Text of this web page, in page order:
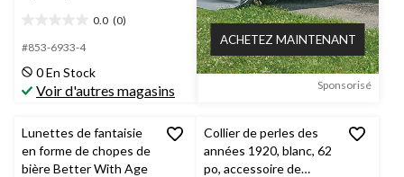
0.0 (0)
étoile(s)
5.
#853-6933-4
0 En Stock
Voir d'autres magasins
ACHETEZ MAINTENANT
Sponsorisé
Lunettes de fantaisie
en forme de chopes de
bière Better With Age
Collier de perles des
années 1920, blanc, 62
po, accessoire de